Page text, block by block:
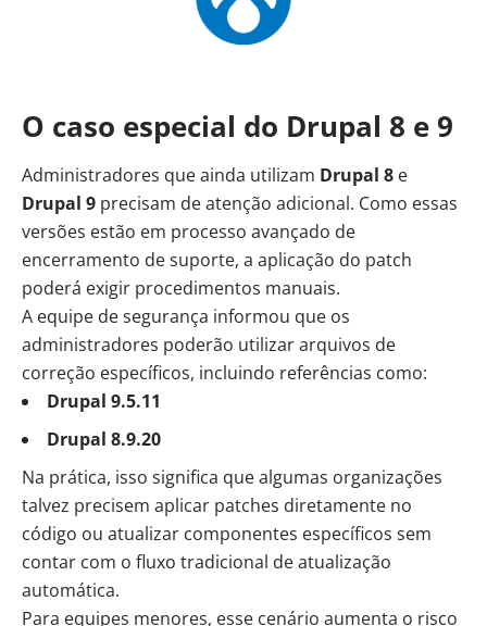
O caso especial do Drupal 8 e 9
Administradores que ainda utilizam Drupal 8 e
Drupal 9 precisam de atenção adicional. Como essas
versões estão em processo avançado de
encerramento de suporte, a aplicação do patch
poderá exigir procedimentos manuais.
A equipe de segurança informou que os
administradores poderão utilizar arquivos de
correção específicos, incluindo referências como:
Drupal 9.5.11
Drupal 8.9.20
Na prática, isso significa que algumas organizações
talvez precisem aplicar patches diretamente no
código ou atualizar componentes específicos sem
contar com o fluxo tradicional de atualização
automática.
Para equipes menores, esse cenário aumenta o risco